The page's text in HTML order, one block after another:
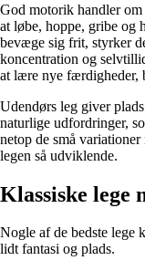
God motorik handler
at løbe, hoppe, gribe og
bevæge sig frit, styrker
koncentration og
at lære nye færdigheder,
Udendørs leg giver
naturlige udfordringer,
netop de små
legen så udviklende.
Klassiske lege
Nogle af de bedste
lidt fantasi og plads.